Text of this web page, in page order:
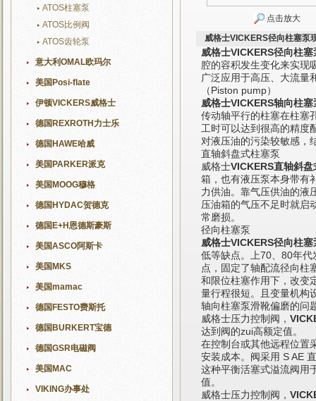
ATOS柱塞泵
ATOS比例阀
ATOS齿轮泵
意大利OMAL欧玛尔
美国Posi-flate
伊顿VICKERS威格士
德国REXROTH力士乐
德国HAWE哈威
美国PARKER派克
美国MOOG穆格
德国HYDAC贺德克
德国E+H恩德斯豪斯
美国ASCO阿斯卡
美国MKS
美国mamac
德国FESTO费斯托
德国BURKERT宝德
德国GSR电磁阀
美国MAC
VIKING办事处
点击放大
威格士VICKERS径向柱塞泵
威格士VICKERS径向柱塞
腔的容积发生变化来实现
广泛应用于高压、大流量
（Piston pump）
威格士VICKERS轴向柱塞
传动轴平行的柱塞在柱塞
工时可以达到很高的精度
对液压油的污染较敏感，
直轴斜盘式柱塞泵
威格士VICKERS直轴斜盘
箱，也有液压泵本身带有
力供油。靠气压供油的液
压油箱的气压不足时就启
常磨损。
径向柱塞泵
威格士VICKERS径向柱塞
低等缺点。上70、80年
点，固定了轴配流径向柱
和限位柱塞作用下，改变
量行程很短。且变量机构
轴向柱塞泵滑靴偏磨的问
威格士压力控制阀，
达到阀的zui高额定值。
在控制台或其他远程位置
安装成本。阀采用 S AE
这种平衡活塞式溢流阀用
值。
威格士压力控制阀，